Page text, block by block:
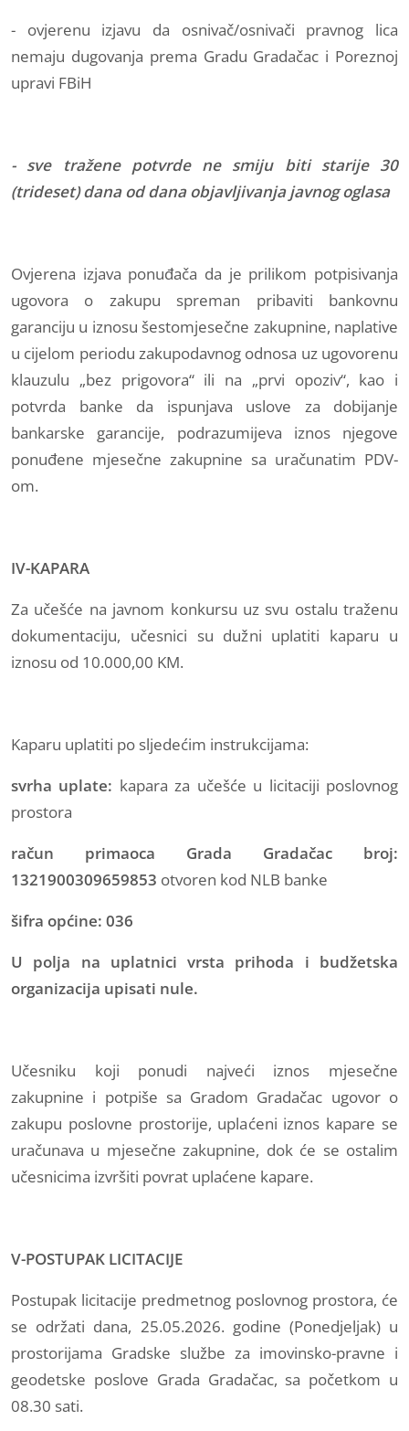
- ovjerenu izjavu da osnivač/osnivači pravnog lica
nemaju dugovanja prema Gradu Gradačac i Poreznoj
upravi FBiH
- sve tražene potvrde ne smiju biti starije 30
(trideset) dana od dana objavljivanja javnog oglasa
Ovjerena izjava ponuđača da je prilikom potpisivanja
ugovora o zakupu spreman pribaviti bankovnu
garanciju u iznosu šestomjesečne zakupnine, naplative
u cijelom periodu zakupodavnog odnosa uz ugovorenu
klauzulu „bez prigovora“ ili na „prvi opoziv“, kao i
potvrda banke da ispunjava uslove za dobijanje
bankarske garancije, podrazumijeva iznos njegove
ponuđene mjesečne zakupnine sa uračunatim PDV-
om.
IV-KAPARA
Za učešće na javnom konkursu uz svu ostalu traženu
dokumentaciju, učesnici su dužni uplatiti kaparu u
iznosu od 10.000,00 KM.
Kaparu uplatiti po sljedećim instrukcijama:
svrha uplate: kapara za učešće u licitaciji poslovnog
prostora
račun primaoca Grada Gradačac broj:
1321900309659853 otvoren kod NLB banke
šifra općine: 036
U polja na uplatnici vrsta prihoda i budžetska
organizacija upisati nule.
Učesniku koji ponudi najveći iznos mjesečne
zakupnine i potpiše sa Gradom Gradačac ugovor o
zakupu poslovne prostorije, uplaćeni iznos kapare se
uračunava u mjesečne zakupnine, dok će se ostalim
učesnicima izvršiti povrat uplaćene kapare.
V-POSTUPAK LICITACIJE
Postupak licitacije predmetnog poslovnog prostora, će
se održati dana, 25.05.2026. godine (Ponedjeljak) u
prostorijama Gradske službe za imovinsko-pravne i
geodetske poslove Grada Gradačac, sa početkom u
08.30 sati.